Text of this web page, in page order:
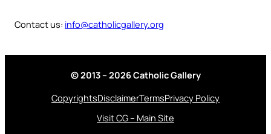
Contact us: info@catholicgallery.org
© 2013 – 2026 Catholic Gallery
CopyrightsDisclaimerTermsPrivacy Policy
Visit CG – Main Site